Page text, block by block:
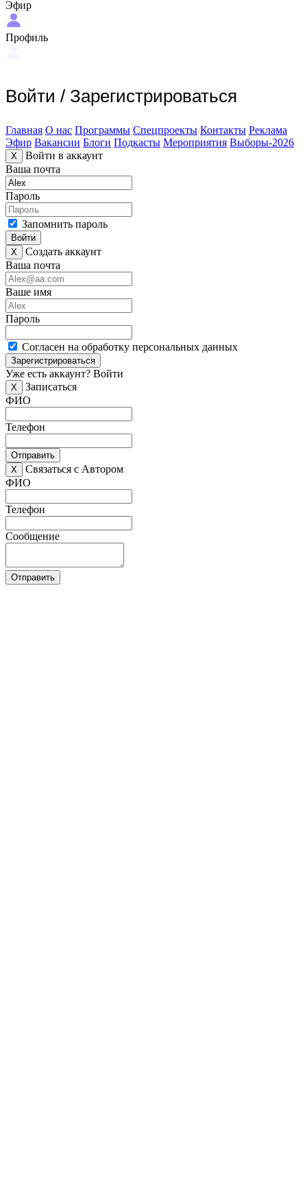
Эфир
Профиль
Войти / Зарегистрироваться
Главная О нас Программы Спецпроекты Контакты Реклама
Эфир Вакансии Блоги Подкасты Мероприятия Выборы-2026
X
Войти в аккаунт
Ваша почта
Пароль
Запомнить пароль
Войти
X
Создать аккаунт
Ваша почта
Ваше имя
Пароль
Согласен на обработку персональных данных
Зарегистрироваться
Уже есть аккаунт? Войти
X
Записаться
ФИО
Телефон
Отправить
X
Связаться с Автором
ФИО
Телефон
Сообщение
Отправить